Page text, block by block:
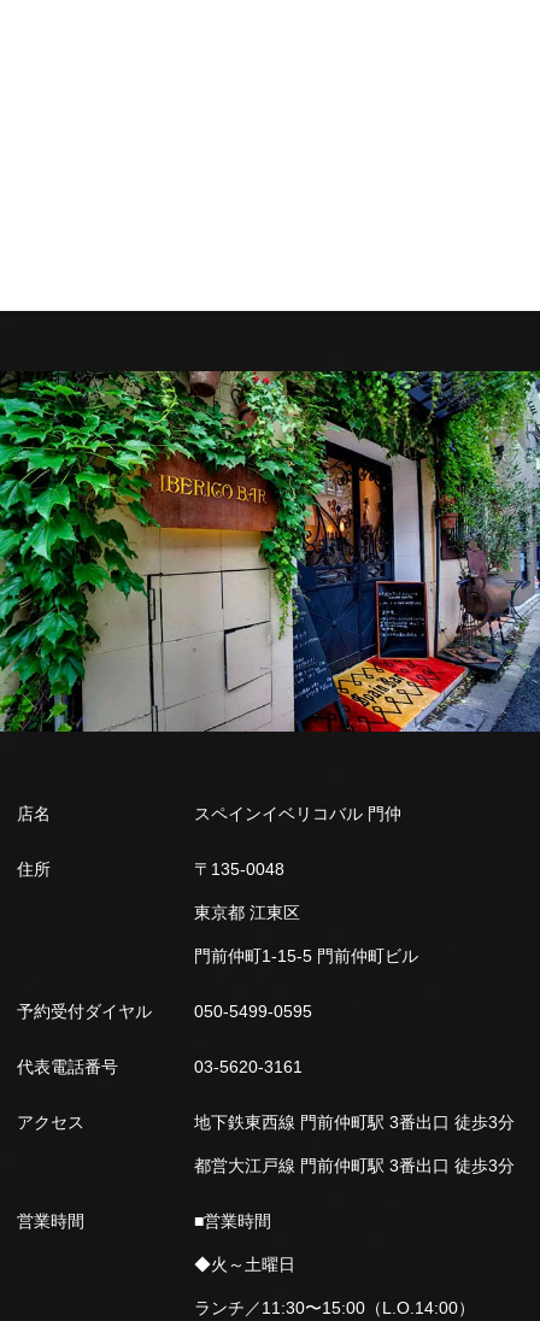
店名 スペインイベリコバル 門仲
住所 〒135-0048
東京都 江東区
門前仲町1-15-5 門前仲町ビル
予約受付ダイヤル 050-5499-0595
代表電話番号 03-5620-3161
アクセス 地下鉄東西線 門前仲町駅 3番出口 徒歩3分
都営大江戸線 門前仲町駅 3番出口 徒歩3分
営業時間 ■営業時間
◆火～土曜日
ランチ／11:30〜15:00（L.O.14:00）